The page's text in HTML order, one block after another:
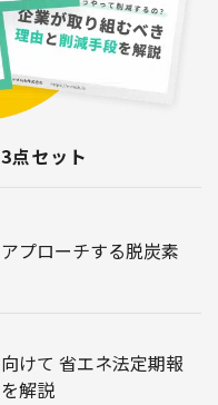
点セット
プローチする脱炭素
けて 省エネ法定期報
解説